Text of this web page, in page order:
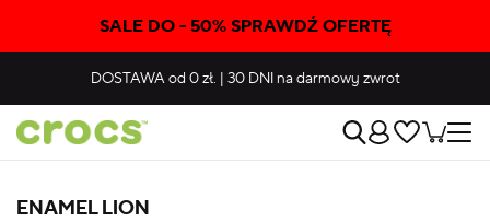
SALE DO - 50% SPRAWDŹ OFERTĘ
DOSTAWAod 0 zł. | 30 DNIna darmowy zwrot
ENAMEL LION